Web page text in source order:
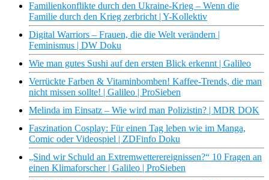
Familienkonflikte durch den Ukraine-Krieg – Wenn die
Familie durch den Krieg zerbricht | Y-Kollektiv
Digital Warriors – Frauen, die die Welt verändern |
Feminismus | DW Doku
Wie man gutes Sushi auf den ersten Blick erkennt | Galileo
Verrückte Farben & Vitaminbomben! Kaffee-Trends, die man
nicht missen sollte! | Galileo | ProSieben
Melinda im Einsatz – Wie wird man Polizistin? | MDR DOK
Faszination Cosplay: Für einen Tag leben wie im Manga,
Comic oder Videospiel | ZDFinfo Doku
„Sind wir Schuld an Extremwetterereignissen?“ 10 Fragen an
einen Klimaforscher | Galileo | ProSieben